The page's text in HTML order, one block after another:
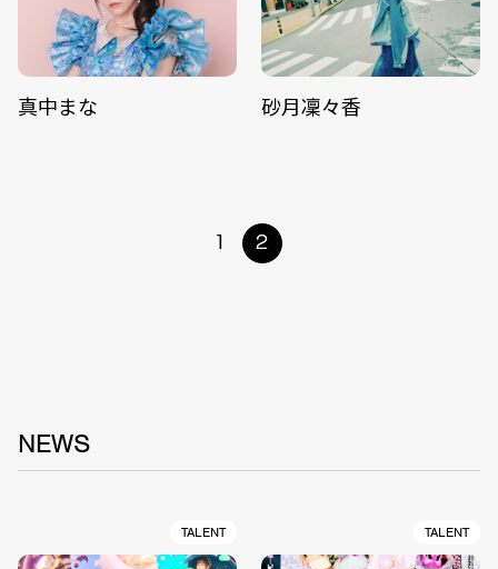
真中まな 砂月凜々香
1 2
NEWS
TALENT TALENT